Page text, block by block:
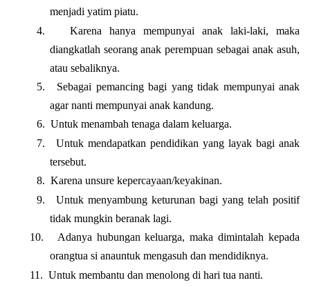
menjadi yatim piatu.
4.
Karena hanya mempunyai anak laki-laki, maka
diangkatlah seorang anak perempuan sebagai anak asuh,
atau sebaliknya.
5.
Sebagai pemancing bagi yang tidak mempunyai anak
agar nanti mempunyai anak kandung.
6. Untuk menambah tenaga dalam keluarga.
7.
Untuk mendapatkan pendidikan yang layak bagi anak
tersebut.
8. Karena unsure kepercayaan/keyakinan.
9.
Untuk menyambung keturunan bagi yang telah positif
tidak mungkin beranak lagi.
10.
Adanya hubungan keluarga, maka dimintalah kepada
orangtua si anauntuk mengasuh dan mendidiknya.
11. Untuk membantu dan menolong di hari tua nanti.